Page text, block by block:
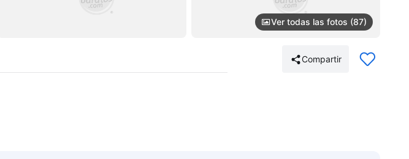
Ver todas las fotos (87)
Compartir